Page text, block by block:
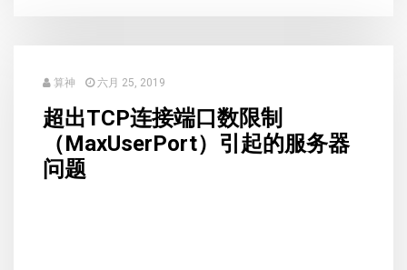
算神 六月 25, 2019
超出TCP连接端口数限制
（MaxUserPort）引起的服务器
问题